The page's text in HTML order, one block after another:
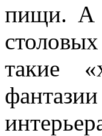
пищи. А
такие